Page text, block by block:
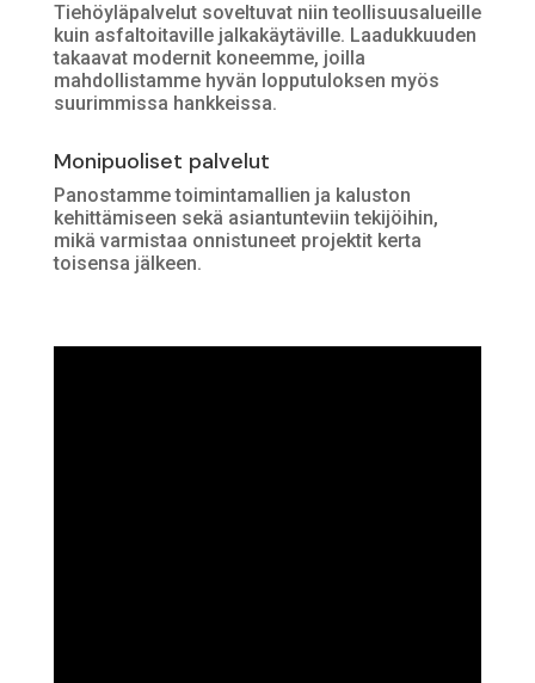
Tiehöyläpalvelut soveltuvat niin teollisuusalueille
kuin asfaltoitaville jalkakäytäville. Laadukkuuden
takaavat modernit koneemme, joilla
mahdollistamme hyvän lopputuloksen myös
suurimmissa hankkeissa.
Monipuoliset palvelut
Panostamme toimintamallien ja kaluston
kehittämiseen sekä asiantunteviin tekijöihin,
mikä varmistaa onnistuneet projektit kerta
toisensa jälkeen.